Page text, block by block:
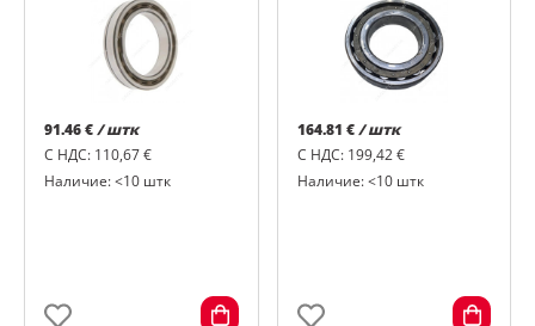
91.46 €/ штк
С НДС: 110,67 €
Наличие: <10 штк
164.81 € / штк
С НДС: 199,42 €
Наличие: <10 штк